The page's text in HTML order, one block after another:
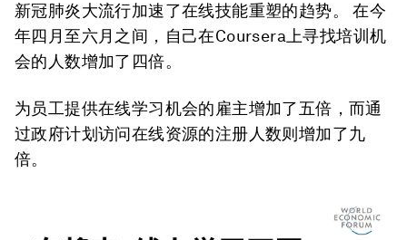
新冠肺炎大流行加速了在线技能重塑的趋势。 在今
年四月至六月之间，自己在Coursera上寻找培训机
会的人数增加了四倍。
为员工提供在线学习机会的雇主增加了五倍，而通
过政府计划访问在线资源的注册人数则增加了九
倍。